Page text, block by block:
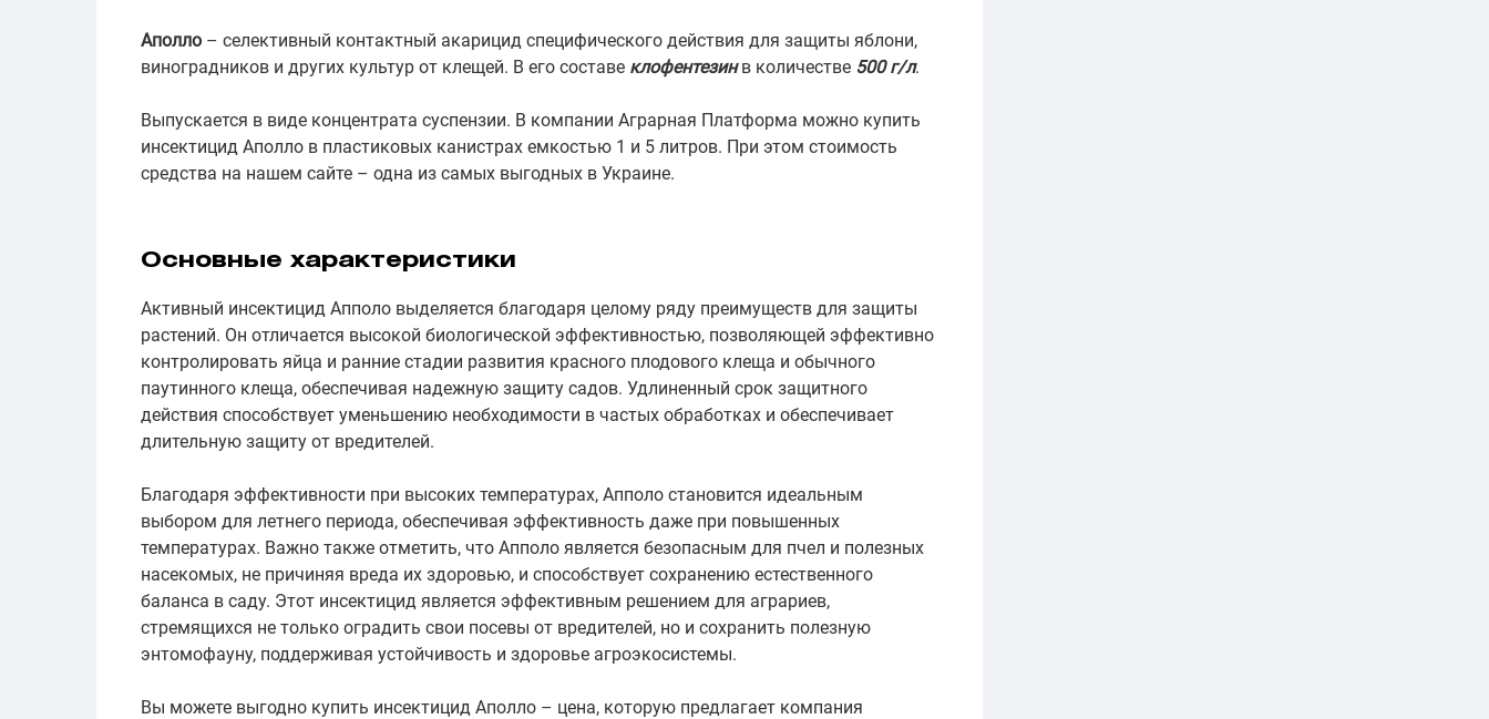
Аполло – селективный контактный акарицид специфического действия для защиты яблони,
виноградников и других культур от клещей. В его составе клофентезинв количестве 500 г/л.
Выпускается в виде концентрата суспензии. В компании Аграрная Платформа можно купить
инсектицид Аполло в пластиковых канистрах емкостью 1 и 5 литров. При этом стоимость
средства на нашем сайте – одна из самых выгодных в Украине.
Основные характеристики
Активный инсектицид Апполо выделяется благодаря целому ряду преимуществ для защиты
растений. Он отличается высокой биологической эффективностью, позволяющей эффективно
контролировать яйца и ранние стадии развития красного плодового клеща и обычного
паутинного клеща, обеспечивая надежную защиту садов. Удлиненный срок защитного
действия способствует уменьшению необходимости в частых обработках и обеспечивает
длительную защиту от вредителей.
Благодаря эффективности при высоких температурах, Апполо становится идеальным
выбором для летнего периода, обеспечивая эффективность даже при повышенных
температурах. Важно также отметить, что Апполо является безопасным для пчел и полезных
насекомых, не причиняя вреда их здоровью, и способствует сохранению естественного
баланса в саду. Этот инсектицид является эффективным решением для аграриев,
стремящихся не только оградить свои посевы от вредителей, но и сохранить полезную
энтомофауну, поддерживая устойчивость и здоровье агроэкосистемы.
Вы можете выгодно купить инсектицид Аполло – цена, которую предлагает компания